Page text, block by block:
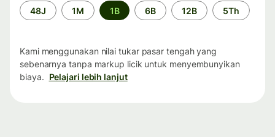
Periode
waktu
48J 1M 1B 6B 12B 5Th
Kami menggunakan nilai tukar pasar tengah yang
sebenarnya tanpa markup licik untuk menyembunyikan
biaya. Pelajari lebih lanjut